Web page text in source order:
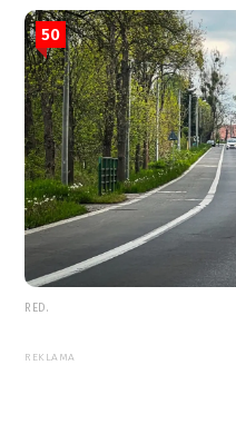
50
RED.
REKLAMA